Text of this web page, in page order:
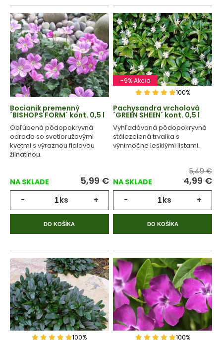
Bocianik premenný
´BISHOPS FORM´ kont. 0,5 l
Obľúbená pôdopokryvná
odroda so svetloružovými
kvetmi s výraznou fialovou
žilnatinou.
NA SKLADE 5,99 €
- ks +
DO KOŠÍKA
-9% Akcia
100%
Pachysandra vrcholová
´GREEN SHEEN´ kont. 0,5 l
Vyhľadávaná pôdopokryvná
stálezelená trvalka s
výnimočne lesklými listami.
NA SKLADE
5,49 €
4,99 €
- ks +
DO KOŠÍKA
100% 100%